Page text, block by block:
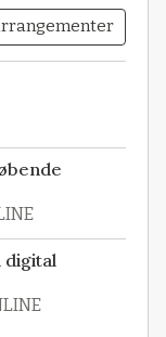
digital